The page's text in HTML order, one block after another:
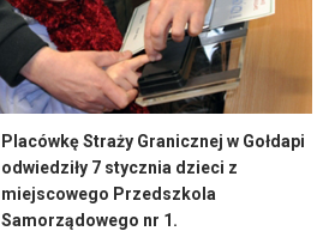
Placówkę Straży Granicznej w Gołdapi
odwiedziły 7 stycznia dzieci z
miejscowego Przedszkola
Samorządowego nr 1.